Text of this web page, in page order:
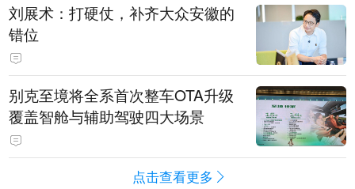
刘展术：打硬仗，补齐大众安徽的
错位
别克至境将全系首次整车OTA升级
覆盖智舱与辅助驾驶四大场景
点击查看更多